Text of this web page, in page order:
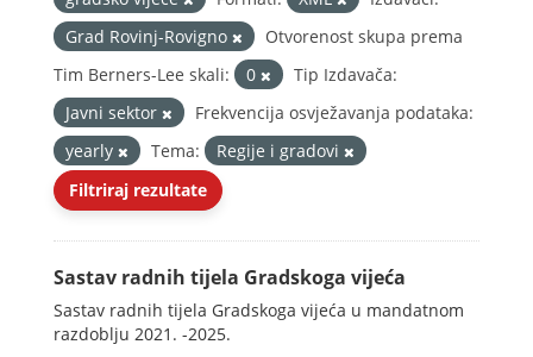
Grad Rovinj-Rovigno
Otvorenost skupa prema
Tim Berners-Lee skali:
0
Tip Izdavača:
Javni sektor
Frekvencija osvježavanja podataka:
yearly
Tema:
Regije i gradovi
Filtriraj rezultate
Sastav radnih tijela Gradskoga vijeća
Sastav radnih tijela Gradskoga vijeća u mandatnom
razdoblju 2021. -2025.